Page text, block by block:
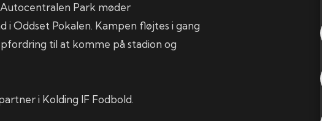
Park møder
i Oddset Pokalen. Kampen fløjtes i gang
til at komme på stadion og
i Kolding IF Fodbold.